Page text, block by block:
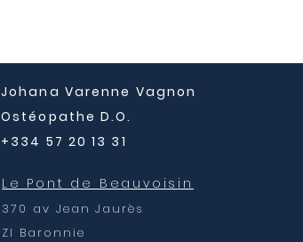
Johana Varenne Vagnon
Ostéopathe D.O.
+334 57 20 13 31
Le Pont de Beauvoisin
370 av Jean Jaurès
ZI Baronnie